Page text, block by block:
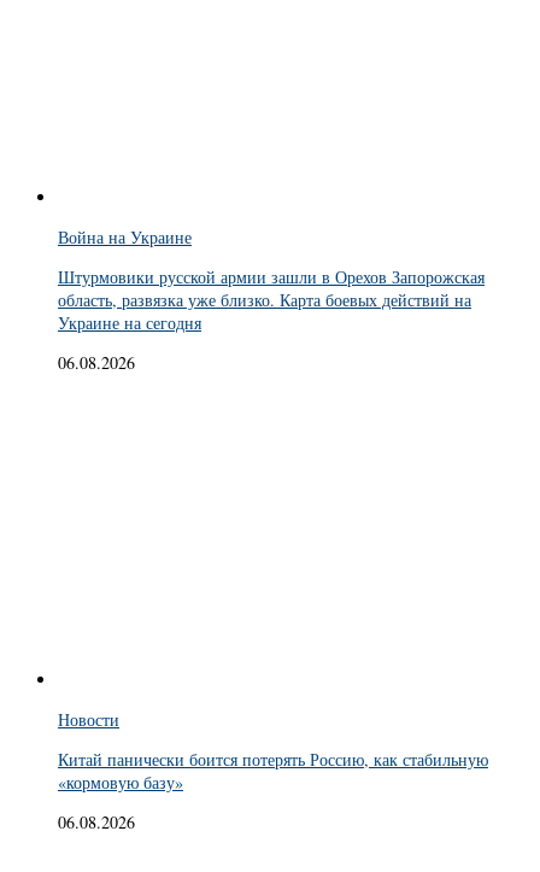
Война на Украине
Штурмовики русской армии зашли в Орехов Запорожская
область, развязка уже близко. Карта боевых действий на
Украине на сегодня
06.08.2026
Новости
Китай панически боится потерять Россию, как стабильную
«кормовую базу»
06.08.2026